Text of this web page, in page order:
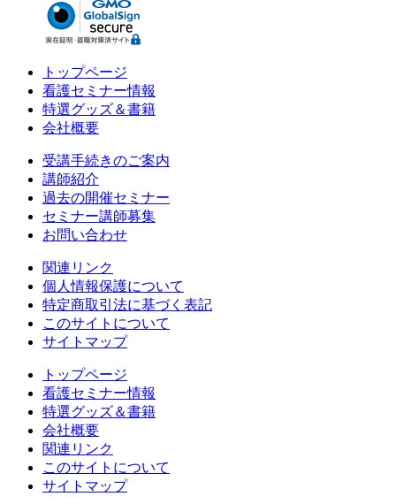
トップページ
看護セミナー情報
特選グッズ＆書籍
会社概要
受講手続きのご案内
講師紹介
過去の開催セミナー
セミナー講師募集
お問い合わせ
関連リンク
個人情報保護について
特定商取引法に基づく表記
このサイトについて
サイトマップ
トップページ
看護セミナー情報
特選グッズ＆書籍
会社概要
関連リンク
このサイトについて
サイトマップ